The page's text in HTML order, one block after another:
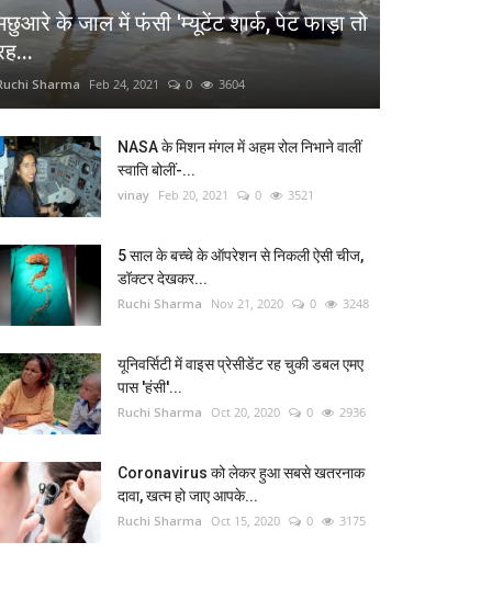
के जाल में फंसी 'म्यूटेंट शार्क, पेट फाड़ा तो
Sharma Feb 24, 2021 0 3604
NASA के मिशन मंगल में अहम रोल निभाने वालीं
स्वाति बोलीं-...
vinay Feb 20, 2021 0 3521
5 साल के बच्चे के ऑपरेशन से निकली ऐसी चीज,
डॉक्टर देखकर...
Ruchi Sharma Nov 21, 2020 0 3248
यूनिवर्सिटी में वाइस प्रेसीडेंट रह चुकी डबल एमए
पास 'हंसी'...
Ruchi Sharma Oct 20, 2020 0 2936
Coronavirus को लेकर हुआ सबसे खतरनाक
दावा, खत्म हो जाए आपके...
Ruchi Sharma Oct 15, 2020 0 3175